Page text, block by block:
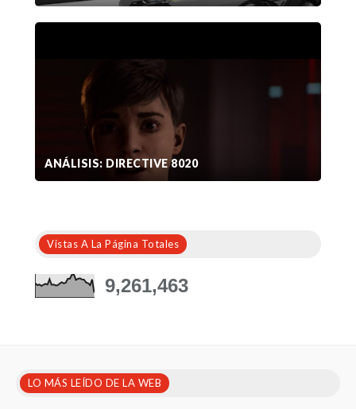
ANÁLISIS: DIRECTIVE 8020
Vistas A La Página Totales
9,261,463
LO MÁS LEÍDO DE LA WEB